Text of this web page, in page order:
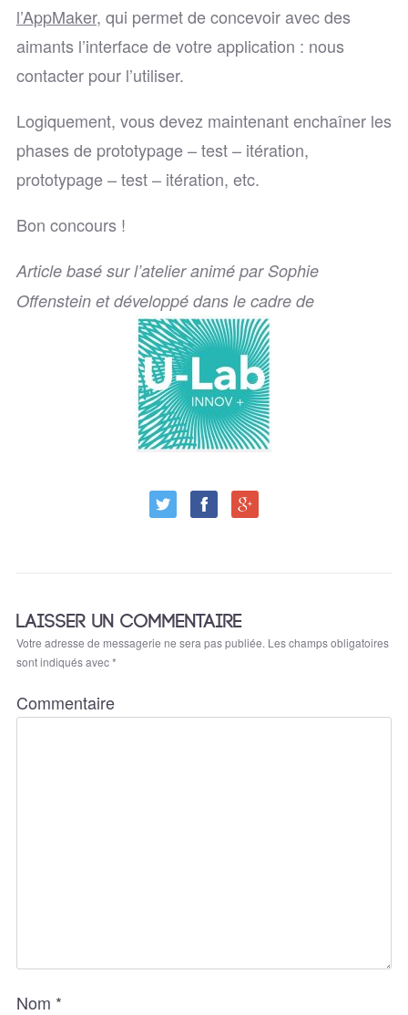
l’AppMaker, qui permet de concevoir avec des
aimants l’interface de votre application : nous
contacter pour l’utiliser.
Logiquement, vous devez maintenant enchaîner les
phases de prototypage – test – itération,
prototypage – test – itération, etc.
Bon concours !
Article basé sur l’atelier animé par Sophie
Offenstein et développé dans le cadre de
LAISSER UN COMMENTAIRE
Votre adresse de messagerie ne sera pas publiée. Les champs obligatoires
sont indiqués avec*
Commentaire
Nom *